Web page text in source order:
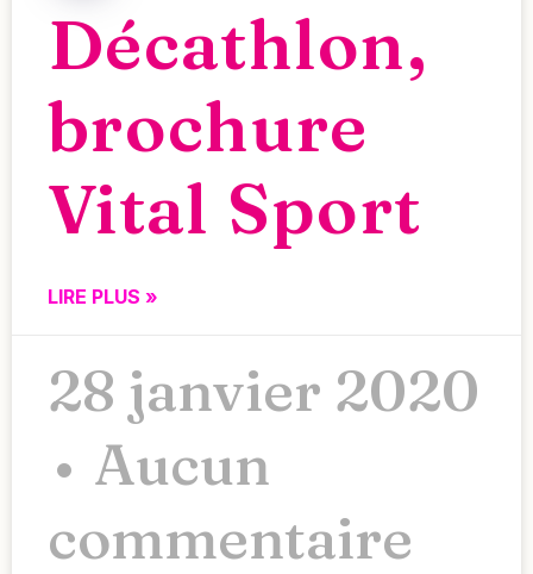
Décathlon,
brochure
Vital Sport
LIRE PLUS »
28 janvier 2020
Aucun
commentaire